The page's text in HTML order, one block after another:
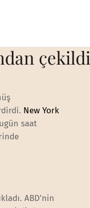
çekildi
New York
saat
ABD’nin